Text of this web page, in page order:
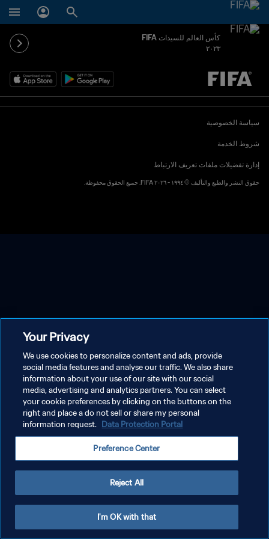
كأس العالم للسيدات FIFA
٢٠٢٣
يُحدَّد لاحقاً ضد يُحدَّد لاحقاً
سياسة الخصوصية
شروط الخدمة
إدارة تفضيلات ملفات تعريف الارتباط
حقوق النشر والطبع والتأليف © ١٩٩٤ - ٢٠٢٦ FIFA. جميع الحقوق محفوظة.
Your Privacy
We use cookies to personalize content and ads, provide
social media features and analyse our traffic. We also share
information about your use of our site with our social
media, advertising and analytics partners. You can select
your cookie preferences by clicking on the buttons on the
right and place a do not sell or share my personal
information request. Data Protection Portal
Preference Center
Reject All
I'm OK with that